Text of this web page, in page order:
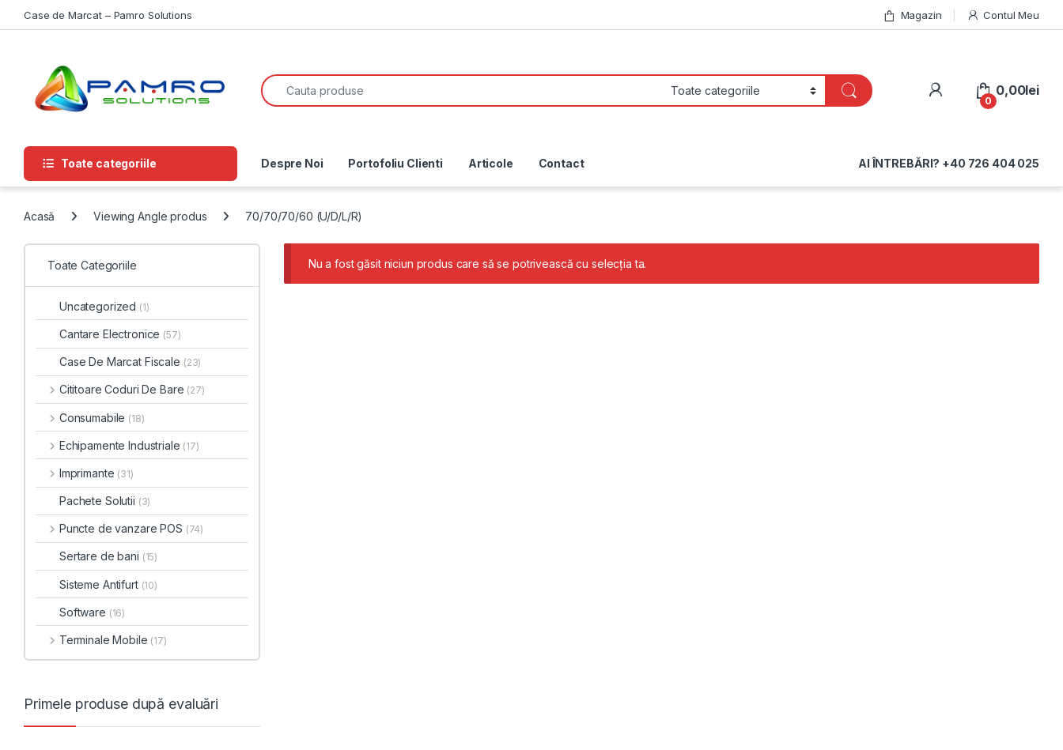
Case de Marcat – Pamro Solutions Magazin Contul Meu
Search for:
My Account
0
0,00lei
Toate categoriile Despre Noi Portofoliu Clienti Articole Contact AI ÎNTREBĂRI? +40 726 404 025
Acasă Viewing Angle produs 70/70/70/60 (U/D/L/R)
Nu a fost găsit niciun produs care să se potrivească cu selecția ta.
Toate Categoriile
Uncategorized (1)
Cantare Electronice (57)
Case De Marcat Fiscale (23)
Cititoare Coduri De Bare (27)
Consumabile (18)
Echipamente Industriale (17)
Imprimante (31)
Pachete Solutii (3)
Puncte de vanzare POS (74)
Sertare de bani (15)
Sisteme Antifurt (10)
Software (16)
Terminale Mobile (17)
Primele produse după evaluări